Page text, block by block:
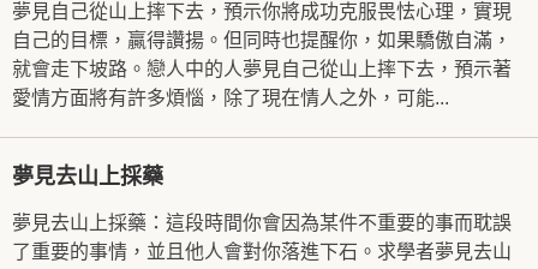
夢見自己從山上摔下去，預示你將成功克服畏怯心理，實現
自己的目標，贏得讚揚。但同時也提醒你，如果驕傲自滿，
就會走下坡路。戀人中的人夢見自己從山上摔下去，預示著
愛情方面將有許多煩惱，除了現在情人之外，可能...
夢見去山上採藥
夢見去山上採藥：這段時間你會因為某件不重要的事而耽誤
了重要的事情，並且他人會對你落進下石。求學者夢見去山